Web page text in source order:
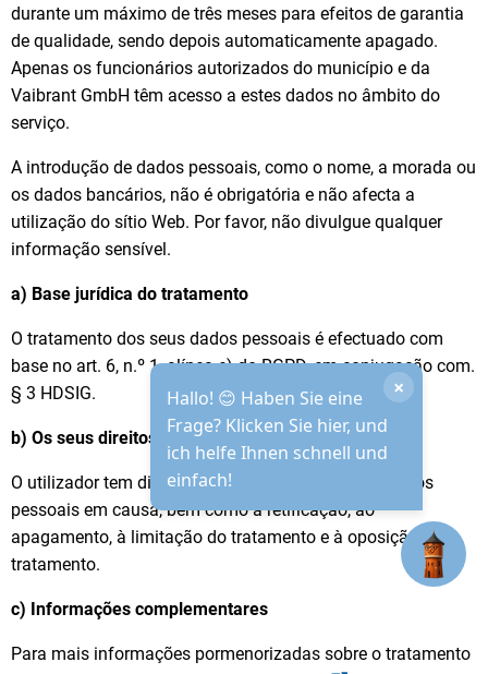
durante um máximo de três meses para efeitos de garantia
de qualidade, sendo depois automaticamente apagado.
Apenas os funcionários autorizados do município e da
Vaibrant GmbH têm acesso a estes dados no âmbito do
serviço.
A introdução de dados pessoais, como o nome, a morada ou
os dados bancários, não é obrigatória e não afecta a
utilização do sítio Web. Por favor, não divulgue qualquer
informação sensível.
a) Base jurídica do tratamento
O tratamento dos seus dados pessoais é efectuado com
base no art. 6, n.º 1, alínea e) do RGPD, em conjugação com.
§ 3 HDSIG.
b) Os seus direitos
O utilizador tem direito a ser informado sobre os dados
pessoais em causa, bem como à retificação, ao
apagamento, à limitação do tratamento e à oposição ao
tratamento.
c) Informações complementares
Para mais informações pormenorizadas sobre o tratamento
Hallo! 😊 Haben Sie eine
Frage? Klicken Sie hier, und
ich helfe Ihnen schnell und
einfach!
×